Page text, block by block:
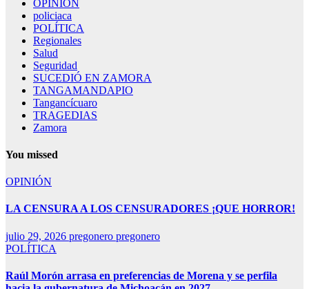
OPINIÓN
policiaca
POLÍTICA
Regionales
Salud
Seguridad
SUCEDIÓ EN ZAMORA
TANGAMANDAPIO
Tangancícuaro
TRAGEDIAS
Zamora
You missed
OPINIÓN
LA CENSURA A LOS CENSURADORES ¡QUE HORROR!
julio 29, 2026 pregonero pregonero
POLÍTICA
Raúl Morón arrasa en preferencias de Morena y se perfila